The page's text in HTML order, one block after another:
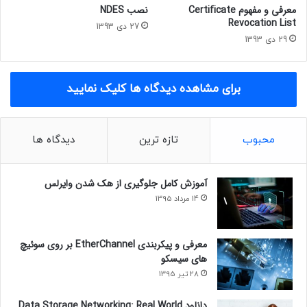
معرفی و مفهوم Certificate
Revocation List
29 دی 1393
نصب NDES
27 دی 1393
برای مشاهده دیدگاه ها کلیک نمایید
محبوب تازه ترین دیدگاه ها
آموزش کامل جلوگیری از هک شدن وایرلس
14 مرداد 1395
معرفی و پیکربندی EtherChannel بر روی سوئیچ
های سیسکو
28 تیر 1395